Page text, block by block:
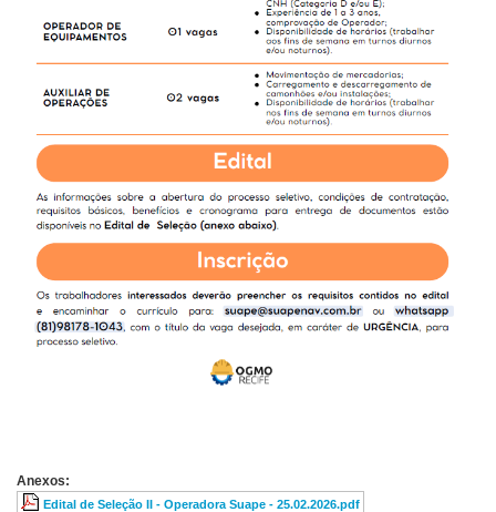
Anexos:
Edital de Seleção II - Operadora Suape - 25.02.2026.pdf